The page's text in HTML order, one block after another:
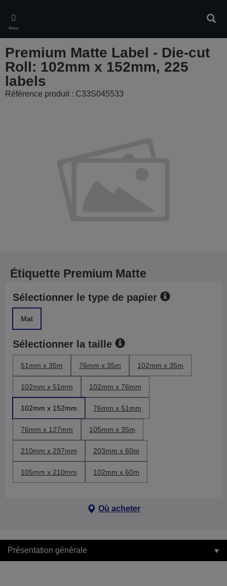
main
content
Menu
Premium Matte Label - Die-cut
Roll: 102mm x 152mm, 225
labels
Référence produit : C33S045533
Étiquette Premium Matte
Sélectionner le type de papier
Mat
Sélectionner la taille
51mm x 35m 76mm x 35m 102mm x 35m
102mm x 51mm 102mm x 76mm
102mm x 152mm 76mm x 51mm
76mm x 127mm 105mm x 35m
210mm x 297mm 203mm x 60m
105mm x 210mm 102mm x 60m
Où acheter
Présentation générale